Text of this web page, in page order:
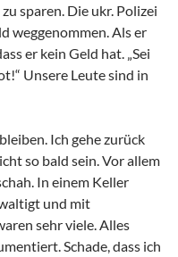
sparen. Die ukr. Polizei
weggenommen. Als er
er kein Geld hat. „Sei
Unsere Leute sind in
Ich gehe zurück
so bald sein. Vor allem
In einem Keller
und mit
sehr viele. Alles
Schade, dass ich